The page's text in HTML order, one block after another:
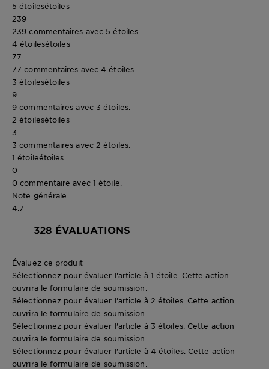
5 étoilesétoiles
239
239 commentaires avec 5 étoiles.
4 étoilesétoiles
77
77 commentaires avec 4 étoiles.
3 étoilesétoiles
9
9 commentaires avec 3 étoiles.
2 étoilesétoiles
3
3 commentaires avec 2 étoiles.
1 étoileétoiles
0
0 commentaire avec 1 étoile.
Note générale
4.7
328 ÉVALUATIONS
Évaluez ce produit
Sélectionnez pour évaluer l'article à 1 étoile. Cette action
ouvrira le formulaire de soumission.
Sélectionnez pour évaluer l'article à 2 étoiles. Cette action
ouvrira le formulaire de soumission.
Sélectionnez pour évaluer l'article à 3 étoiles. Cette action
ouvrira le formulaire de soumission.
Sélectionnez pour évaluer l'article à 4 étoiles. Cette action
ouvrira le formulaire de soumission.